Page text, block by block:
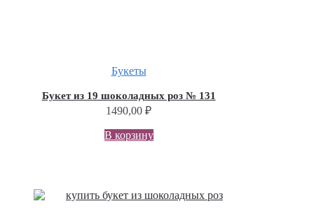
Букеты
Букет из 19 шоколадных роз № 131
1490,00₽
В корзину